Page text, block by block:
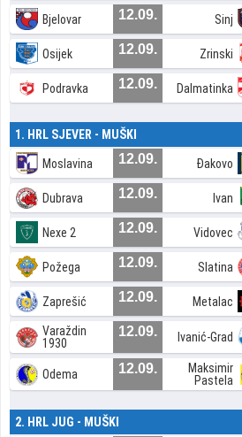
Bjelovar 12.09. Sinj
Osijek 12.09. Zrinski
Podravka 12.09. Dalmatinka
1. HRL SJEVER - MUŠKI
Moslavina 12.09. Đakovo
Dubrava 12.09. Ivan
Nexe 2 12.09. Vidovec
Požega 12.09. Slatina
Zaprešić 12.09. Metalac
Varaždin
1930
12.09. Ivanić-Grad
Odema 12.09.
Maksimir
Pastela
2. HRL JUG - MUŠKI